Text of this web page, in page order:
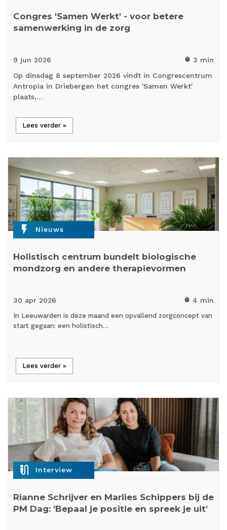
Congres 'Samen Werkt' - voor betere
samenwerking in de zorg
9 jun 2026 timer 3 min
Op dinsdag 8 september 2026 vindt in Congrescentrum
Antropia in Driebergen het congres 'Samen Werkt'
plaats,…
Lees verder »
flash_on Nieuws
Holistisch centrum bundelt biologische
mondzorg en andere therapievormen
30 apr 2026 timer 4 min
In Leeuwarden is deze maand een opvallend zorgconcept van
start gegaan: een holistisch…
Lees verder »
mic_external_on Interview
Rianne Schrijver en Marlies Schippers bij de
PM Dag: 'Bepaal je positie en spreek je uit'